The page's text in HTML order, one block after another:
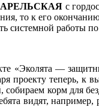
с
то к его
системной работы
«Эколята —
проекту теперь, к
собираем корм для
видят,